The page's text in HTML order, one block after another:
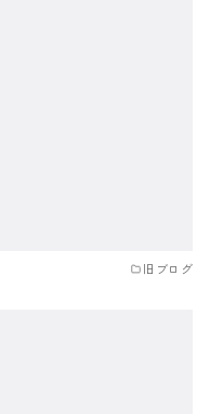
旧ブログ